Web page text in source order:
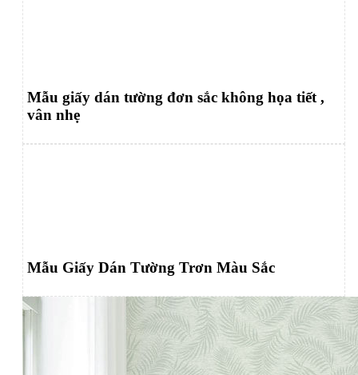
Mẫu giấy dán tường đơn sắc không họa tiết ,
vân nhẹ
Mẫu Giấy Dán Tường Trơn Màu Sắc